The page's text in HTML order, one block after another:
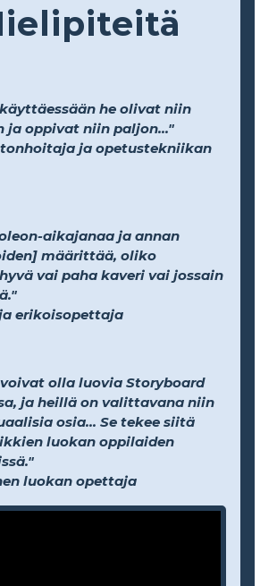
he olivat niin
ja oppivat niin paljon..."
ja opetustekniikan
aikajanaa ja annan
määrittää, oliko
vai paha kaveri vai jossain
erikoisopettaja
olla luovia Storyboard
ja heillä on valittavana niin
osia... Se tekee siitä
luokan oppilaiden
luokan opettaja